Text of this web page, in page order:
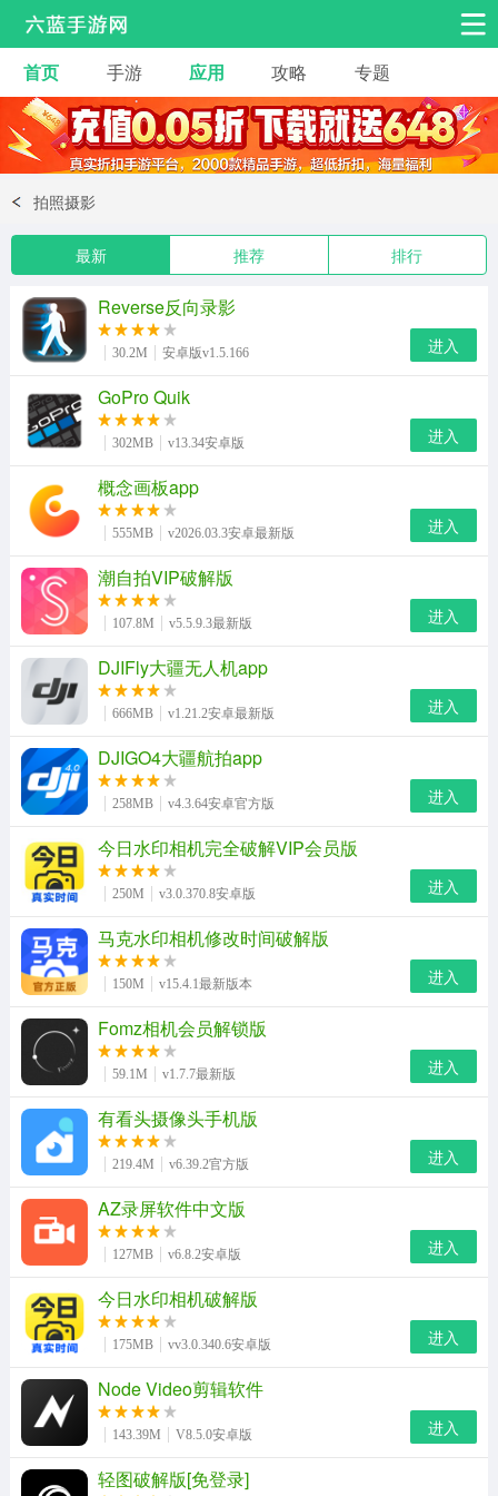
安卓手游 手游工具
热门手游 角色扮演 益智休闲
动作射击
冒险解谜 经营养成 音乐舞蹈
体育竞技 桌游棋牌 手游工具
首页 手游 应用 攻略 专题
拍照摄影
最新 推荐 排行
Reverse反向录影
30.2M 安卓版v1.5.166 进入
GoPro Quik
302MB v13.34安卓版 进入
概念画板app
555MB v2026.03.3安卓最新版 进入
潮自拍VIP破解版
107.8M v5.5.9.3最新版 进入
DJIFly大疆无人机app
666MB v1.21.2安卓最新版 进入
DJIGO4大疆航拍app
258MB v4.3.64安卓官方版 进入
今日水印相机完全破解VIP会员版
250M v3.0.370.8安卓版 进入
马克水印相机修改时间破解版
150M v15.4.1最新版本 进入
Fomz相机会员解锁版
59.1M v1.7.7最新版 进入
有看头摄像头手机版
219.4M v6.39.2官方版 进入
AZ录屏软件中文版
127MB v6.8.2安卓版 进入
今日水印相机破解版
175MB vv3.0.340.6安卓版 进入
Node Video剪辑软件
143.39M V8.5.0安卓版 进入
轻图破解版[免登录]